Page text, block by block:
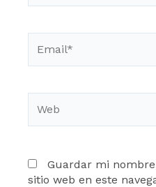
Guardar mi
sitio web en este